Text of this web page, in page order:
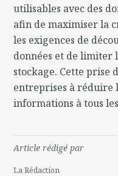
utilisables avec des
afin de maximiser la
les exigences de
données et de limiter
stockage. Cette prise
entreprises à réduire
informations à tous
Article rédigé par
La Rédaction